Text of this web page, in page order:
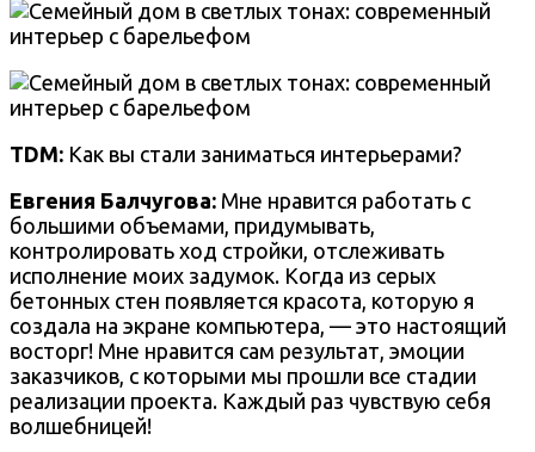
TDM: Как вы стали заниматься интерьерами?
Евгения Балчугова: Мне нравится работать с
большими объемами, придумывать,
контролировать ход стройки, отслеживать
исполнение моих задумок. Когда из серых
бетонных стен появляется красота, которую я
создала на экране компьютера, — это настоящий
восторг! Мне нравится сам результат, эмоции
заказчиков, с которыми мы прошли все стадии
реализации проекта. Каждый раз чувствую себя
волшебницей!